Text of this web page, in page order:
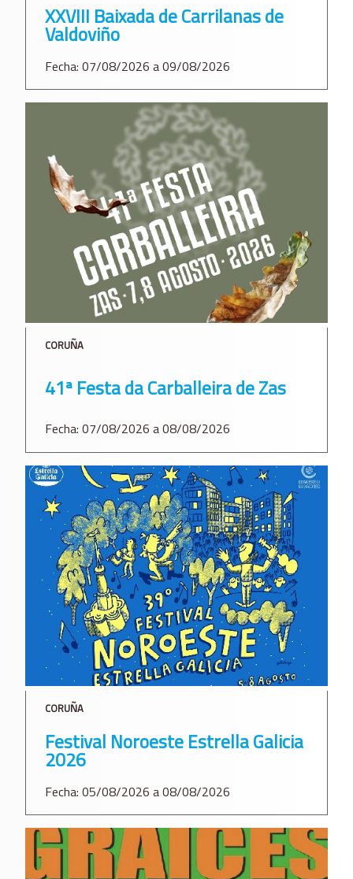
XXVIII Baixada de Carrilanas de
Valdoviño
Fecha: 07/08/2026 a 09/08/2026
CORUÑA
41ª Festa da Carballeira de Zas
Fecha: 07/08/2026 a 08/08/2026
CORUÑA
Festival Noroeste Estrella Galicia
2026
Fecha: 05/08/2026 a 08/08/2026